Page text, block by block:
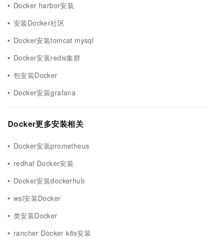
Docker harbor安装
安装Docker社区
Docker安装tomcat mysql
Docker安装redis集群
包安装Docker
Docker安装grafana
Docker更多安装相关
Docker安装prometheus
redhat Docker安装
Docker安装dockerhub
wsl安装Docker
类安装Docker
rancher Docker k8s安装